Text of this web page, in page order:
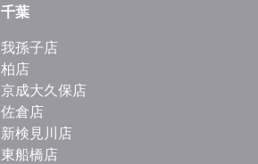
千葉
我孫子店
柏店
京成大久保店
佐倉店
新検見川店
東船橋店